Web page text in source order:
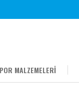
MALZEMELERİ